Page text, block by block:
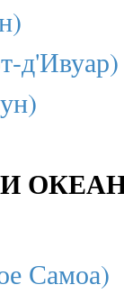
д'Ивуар)
Самоа)